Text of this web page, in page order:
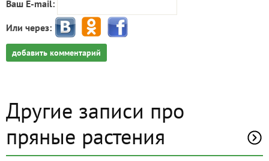
Ваш E-mail:
Или через:
добавить комментарий
Другие записи про
пряные растения